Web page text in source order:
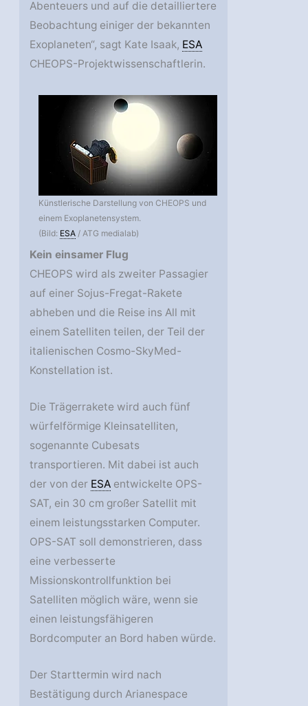
Abenteuers und auf die detailliertere
Beobachtung einiger der bekannten
Exoplaneten“, sagt Kate Isaak, ESA
CHEOPS-Projektwissenschaftlerin.
Künstlerische Darstellung von CHEOPS und
einem Exoplanetensystem.
(Bild: ESA / ATG medialab)
Kein einsamer Flug
CHEOPS wird als zweiter Passagier
auf einer Sojus-Fregat-Rakete
abheben und die Reise ins All mit
einem Satelliten teilen, der Teil der
italienischen Cosmo-SkyMed-
Konstellation ist.
Die Trägerrakete wird auch fünf
würfelförmige Kleinsatelliten,
sogenannte Cubesats
transportieren. Mit dabei ist auch
der von der ESA entwickelte OPS-
SAT, ein 30 cm großer Satellit mit
einem leistungsstarken Computer.
OPS-SAT soll demonstrieren, dass
eine verbesserte
Missionskontrollfunktion bei
Satelliten möglich wäre, wenn sie
einen leistungsfähigeren
Bordcomputer an Bord haben würde.
Der Starttermin wird nach
Bestätigung durch Arianespace